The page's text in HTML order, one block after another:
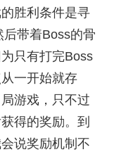
胜利条件是寻
带着Boss的骨
只有打完Boss
一开始就存
游戏，只不过
得的奖励。到
说奖励机制不